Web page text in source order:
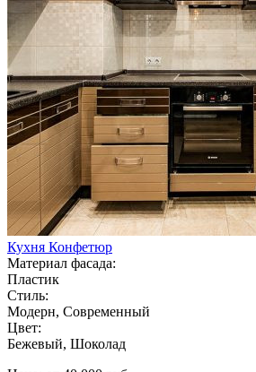
Кухня Конфетюр
Материал фасада:
Пластик
Стиль:
Модерн, Современный
Цвет:
Бежевый, Шоколад